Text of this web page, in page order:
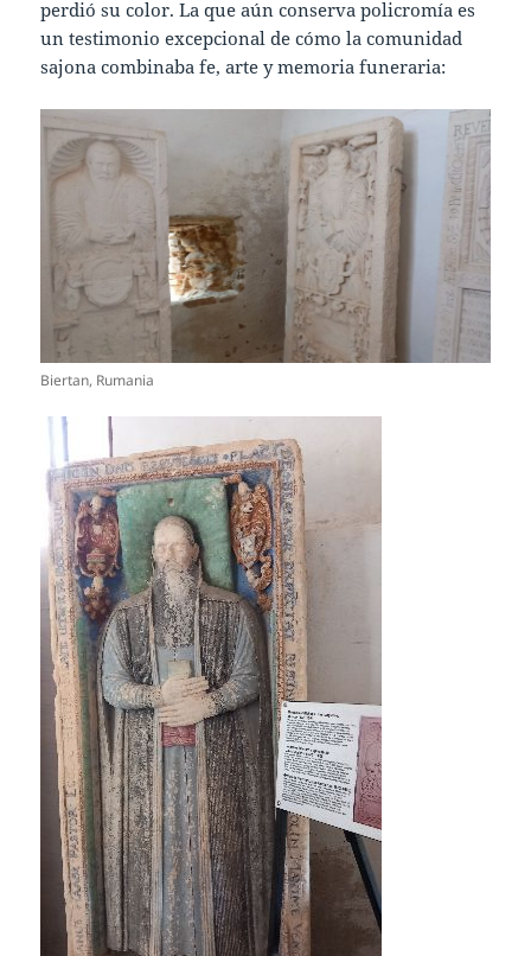
perdió su color. La que aún conserva policromía es
un testimonio excepcional de cómo la comunidad
sajona combinaba fe, arte y memoria funeraria:
Biertan, Rumania